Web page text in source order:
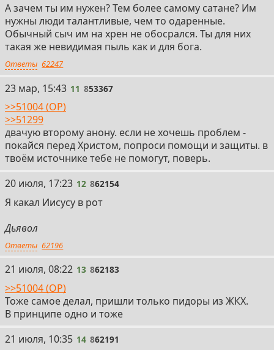
А зачем ты им нужен? Тем более самому сатане? Им
нужны люди талантливые, чем то одаренные.
Обычный сыч им на хрен не обосрался. Ты для них
такая же невидимая пыль как и для бога.
Ответы 62247
11
23 мар, 15:43 11 853367
>>51004 (OP)
>>51299
двачую второму анону. если не хочешь проблем -
покайся перед Христом, попроси помощи и защиты. в
твоём источнике тебе не помогут, поверь.
12
20 июля, 17:23 12 862154
Я какал Иисусу в рот
Дьявол
Ответы 62196
13
21 июля, 08:22 13 862183
>>51004 (OP)
Тоже самое делал, пришли только пидоры из ЖКХ.
В принципе одно и тоже
14
21 июля, 10:35 14 862191